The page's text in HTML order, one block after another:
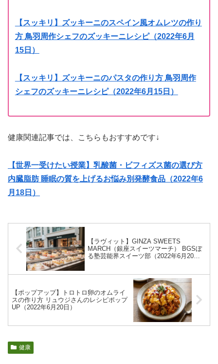
【スッキリ】ズッキーニのスペイン風オムレツの作り
方 鳥羽周作シェフのズッキーニレシピ（2022年6月
15日）
【スッキリ】ズッキーニのパスタの作り方 鳥羽周作
シェフのズッキーニレシピ（2022年6月15日）
健康関連記事では、こちらもおすすめです↓
【世界一受けたい授業】乳酸菌・ビフィズス菌の選び方
内臓脂肪 睡眠の質を上げるお悩み別発酵食品（2022年6
月18日）
【ラヴィット】GINZA SWEETS
MARCH（銀座スイーツマーチ） BGSぼ
る塾芸能界スイーツ部（2022年6月20
【ポップアップ】トロトロ卵のオムライ
スの作り方 リュウジさんのレシピポップ
UP（2022年6月20日）
健康